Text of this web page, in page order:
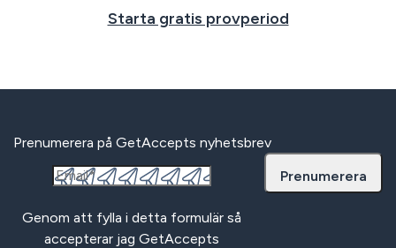
Starta gratis provperiod
Prenumerera på GetAccepts nyhetsbrev
Genom att fylla i detta formulär så
accepterar jag GetAccepts